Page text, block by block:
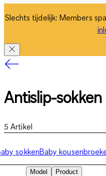
Slechts tijdelijk: Members
Antislip-sokken
5 Artikel
sokkenBaby
Model
Product